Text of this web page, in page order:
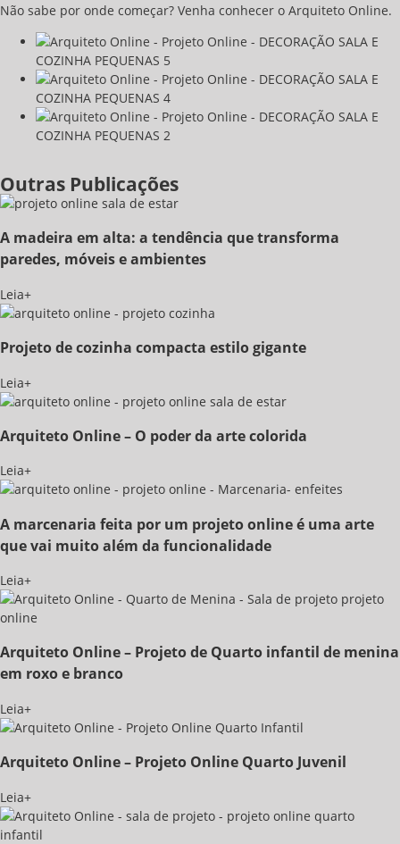
Não sabe por onde começar? Venha conhecer o Arquiteto Online.
Outras Publicações
A madeira em alta: a tendência que transforma
paredes, móveis e ambientes
Leia+
Projeto de cozinha compacta estilo gigante
Leia+
Arquiteto Online – O poder da arte colorida
Leia+
A marcenaria feita por um projeto online é uma arte
que vai muito além da funcionalidade
Leia+
Arquiteto Online – Projeto de Quarto infantil de menina
em roxo e branco
Leia+
Arquiteto Online – Projeto Online Quarto Juvenil
Leia+